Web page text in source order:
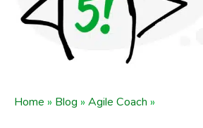
Home » Blog » Agile Coach »